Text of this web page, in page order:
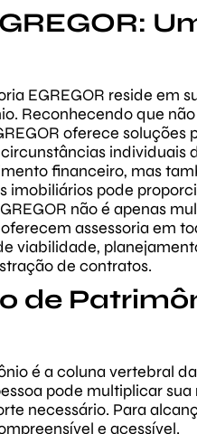
EGREGOR reside em
Reconhecendo que
oferece
financeiro, mas
imobiliários pode
não é apenas
assessoria em
viabilidade,
de contratos.
de
é a coluna vertebral
pode multiplicar
necessário. Para
e acessível.